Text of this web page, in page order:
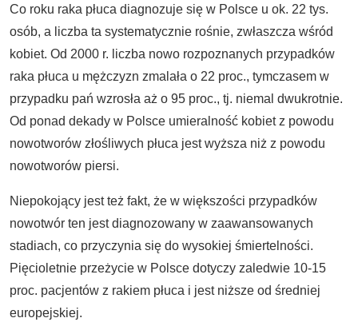
Co roku raka płuca diagnozuje się w Polsce u ok. 22 tys.
osób, a liczba ta systematycznie rośnie, zwłaszcza wśród
kobiet. Od 2000 r. liczba nowo rozpoznanych przypadków
raka płuca u mężczyzn zmalała o 22 proc., tymczasem w
przypadku pań wzrosła aż o 95 proc., tj. niemal dwukrotnie.
Od ponad dekady w Polsce umieralność kobiet z powodu
nowotworów złośliwych płuca jest wyższa niż z powodu
nowotworów piersi.
Niepokojący jest też fakt, że w większości przypadków
nowotwór ten jest diagnozowany w zaawansowanych
stadiach, co przyczynia się do wysokiej śmiertelności.
Pięcioletnie przeżycie w Polsce dotyczy zaledwie 10-15
proc. pacjentów z rakiem płuca i jest niższe od średniej
europejskiej.